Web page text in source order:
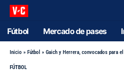
Fútbol Mercado de pases
Inicio » Fútbol » Gaich y Herrera, convocados para
FÚTBOL